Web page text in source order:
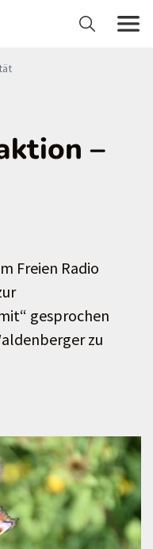
–
Freien Radio
gesprochen
zu